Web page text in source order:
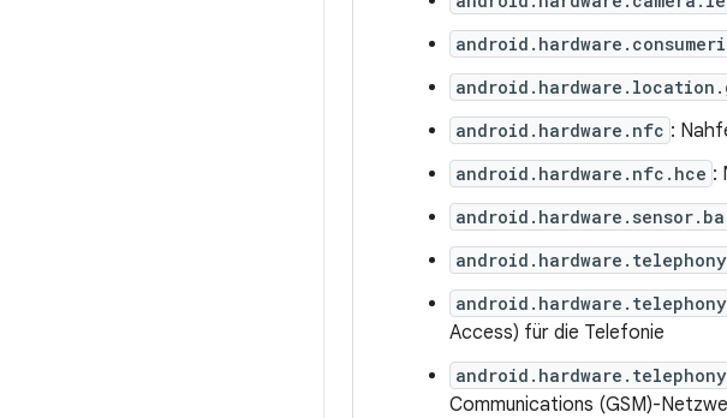
android.hardware.nfc :
android.hardware.nfc.hce :
android.hardware.telephony
Access) für die Telefonie
Communications (GSM)-